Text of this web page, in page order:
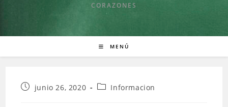
CORAZONES
MENÚ
Publicación
junio 26, 2020
Categoría
Informacion